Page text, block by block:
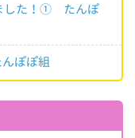
した！① たんぽ
ぽぽ組